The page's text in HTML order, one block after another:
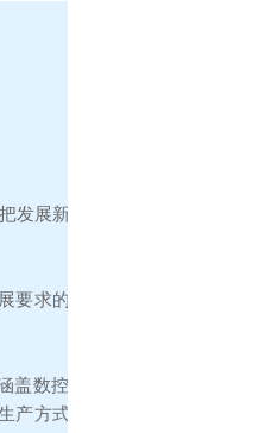
发展新质
求的生
数控机
方式，